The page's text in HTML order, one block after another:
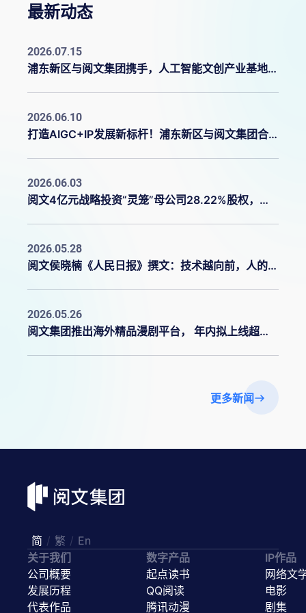
最新动态
2026.07.15
浦东新区与阅文集团携手，人工智能文创产业基地揭牌启用
2026.06.10
打造AIGC+IP发展新标杆！浦东新区与阅文集团合作共建人工智能文创产业基地
2026.06.03
阅文4亿元战略投资“灵笼”母公司28.22%股权，持股增至59.7%
2026.05.28
阅文侯晓楠《人民日报》撰文：技术越向前，人的价值越凸显
2026.05.26
阅文集团推出海外精品漫剧平台， 年内拟上线超千部作品
更多新闻
简 / 繁 / En
关于我们
公司概要
发展历程
代表作品
数字产品
起点读书
QQ阅读
腾讯动漫
IP作品
网络文
电影
剧集